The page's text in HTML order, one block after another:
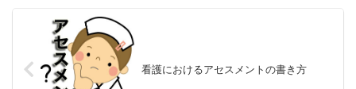
看護におけるアセスメントの書き方